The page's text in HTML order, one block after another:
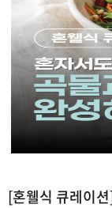
[혼웰식 큐레이